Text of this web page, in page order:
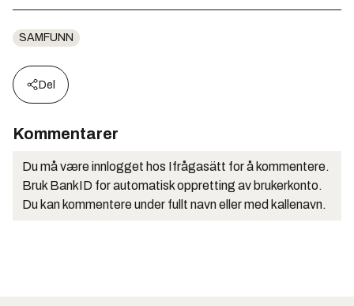
SAMFUNN
Del
Kommentarer
Du må være innlogget hos Ifrågasätt for å kommentere.
Bruk BankID for automatisk oppretting av brukerkonto.
Du kan kommentere under fullt navn eller med kallenavn.